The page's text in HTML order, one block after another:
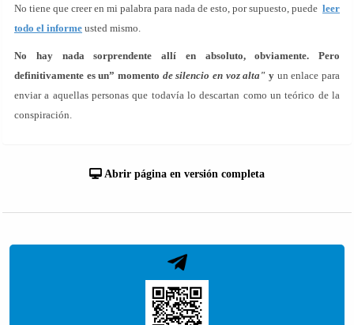
No tiene que creer en mi palabra para nada de esto, por supuesto, puede leer
todo el informe usted mismo.
No hay nada sorprendente allí en absoluto, obviamente. Pero
definitivamente es un” momento de silencio en voz alta" y un enlace para
enviar a aquellas personas que todavía lo descartan como un teórico de la
conspiración.
Abrir página en versión completa